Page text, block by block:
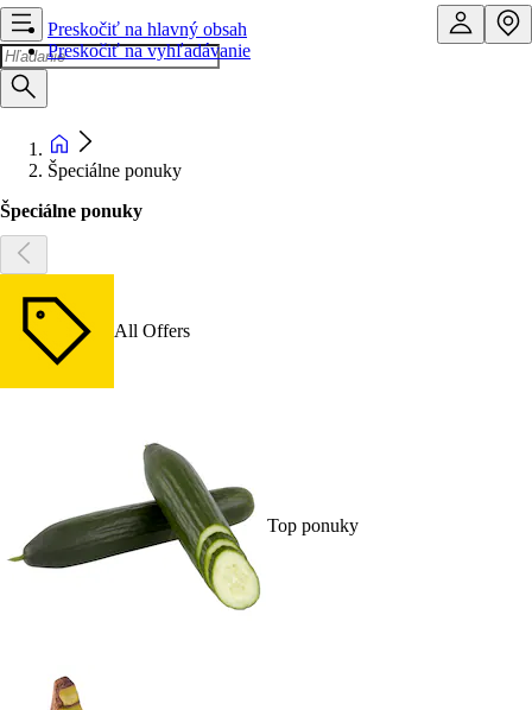
Preskočiť na hlavný obsah
Preskočiť na vyhľadávanie
Špeciálne ponuky
Špeciálne ponuky
All Offers
Top ponuky